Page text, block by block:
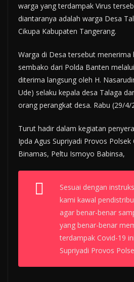
warga yang terdampak Virus
diantaranya adalah warga Desa
Cikupa Kabupaten Tangerang.
Warga di Desa tersebut menerima
sembako dari Polda Banten
diterima langsung oleh H.
Ude) selaku kepala desa Talaga
orang perangkat desa. Rabu (29/4/
Turut hadir dalam kegiatan
Ipda Agus Supriyadi Provos Polsek
Binamas, Peltu Ismoyo Babinsa,
Sesuai dengan
kami kawal
agar benar-benar
yang benar-benar
terdampak Covid-19
Supriyadi Provos